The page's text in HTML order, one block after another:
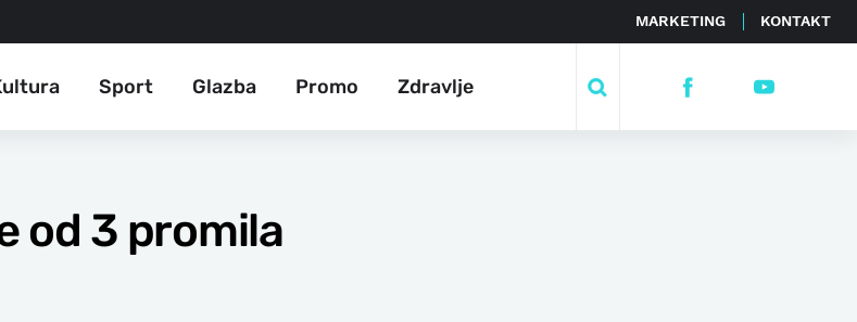
MARKETING KONTAKT
Sport Glazba Promo Zdravlje
od 3 promila